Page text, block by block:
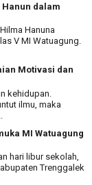
dalam
Hanuna
V MI Watuagung.
Motivasi dan
kehidupan.
ilmu, maka
MI Watuagung
hari libur sekolah,
Trenggalek